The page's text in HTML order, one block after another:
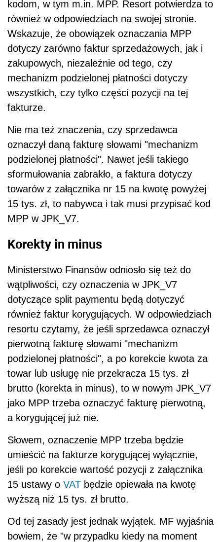
kodom, w tym m.in. MPP. Resort potwierdza to
również w odpowiedziach na swojej stronie.
Wskazuje, że obowiązek oznaczania MPP
dotyczy zarówno faktur sprzedażowych, jak i
zakupowych, niezależnie od tego, czy
mechanizm podzielonej płatności dotyczy
wszystkich, czy tylko części pozycji na tej
fakturze.
Nie ma też znaczenia, czy sprzedawca
oznaczył daną fakturę słowami "mechanizm
podzielonej płatności". Nawet jeśli takiego
sformułowania zabrakło, a faktura dotyczy
towarów z załącznika nr 15 na kwotę powyżej
15 tys. zł, to nabywca i tak musi przypisać kod
MPP w JPK_V7.
Korekty in minus
Ministerstwo Finansów odniosło się też do
wątpliwości, czy oznaczenia w JPK_V7
dotyczące split paymentu będą dotyczyć
również faktur korygujących. W odpowiedziach
resortu czytamy, że jeśli sprzedawca oznaczył
pierwotną fakturę słowami "mechanizm
podzielonej płatności", a po korekcie kwota za
towar lub usługę nie przekracza 15 tys. zł
brutto (korekta in minus), to w nowym JPK_V7
jako MPP trzeba oznaczyć fakturę pierwotną,
a korygującej już nie.
Słowem, oznaczenie MPP trzeba będzie
umieścić na fakturze korygującej wyłącznie,
jeśli po korekcie wartość pozycji z załącznika
15 ustawy o VAT będzie opiewała na kwotę
wyższą niż 15 tys. zł brutto.
Od tej zasady jest jednak wyjątek. MF wyjaśnia
bowiem, że "w przypadku kiedy na moment